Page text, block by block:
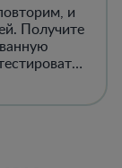
и
Получите